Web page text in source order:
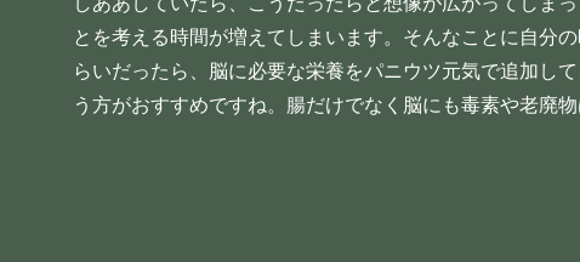
とを考える時間が増えてしまいます。そんなことに自分
らいだったら、脳に必要な栄養をパニウツ元気で追加し
う方がおすすめですね。腸だけでなく脳にも毒素や老廃物